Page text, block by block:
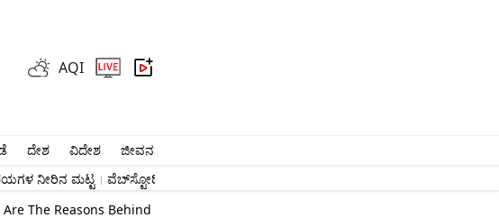
AQI
ದೇಶ ವಿದೇಶ ಜೀವನಶೈಲಿ
ನೀರಿನ ಮಟ್ಟ ವೆಬ್​ಸ್ಟೋರಿ
The Reasons Behind Indias Growing Concerns